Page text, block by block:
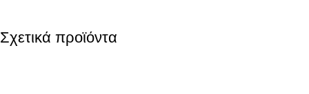
Σχετικά προϊόντα